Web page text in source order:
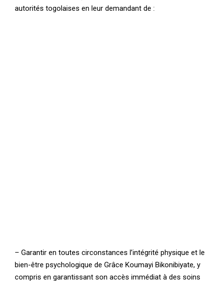
autorités togolaises en leur demandant de :
– Garantir en toutes circonstances l’intégrité physique et le
bien-être psychologique de Grâce Koumayi Bikonibiyate, y
compris en garantissant son accès immédiat à des soins